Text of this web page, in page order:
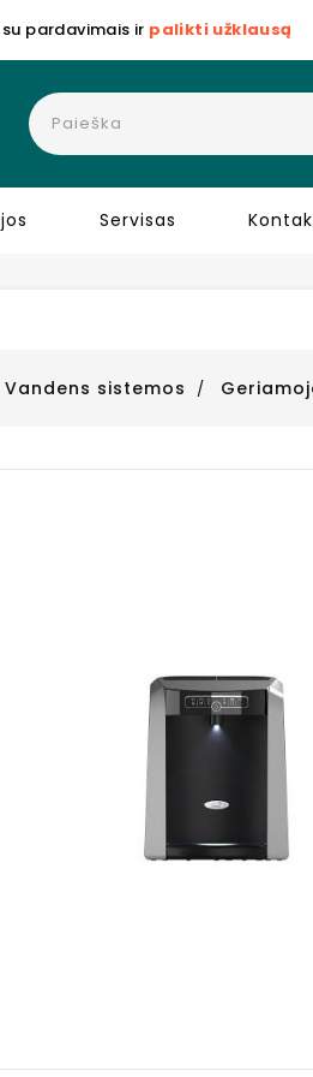
pardavimais ir palikti užklausą
Servisas
Vandens sistemos
imbiero
kavos